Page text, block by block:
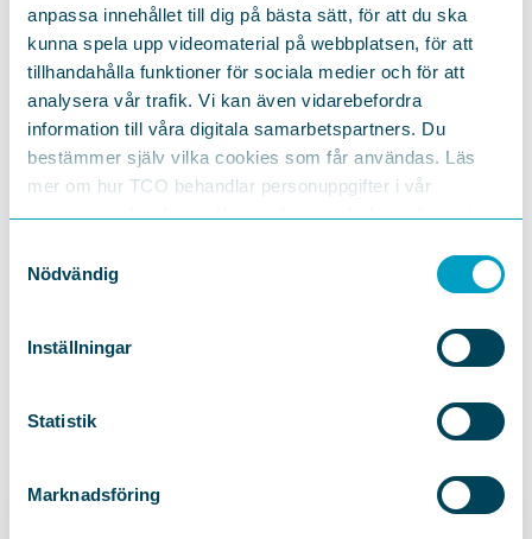
anpassa innehållet till dig på bästa sätt, för att du ska
kunna spela upp videomaterial på webbplatsen, för att
tillhandahålla funktioner för sociala medier och för att
analysera vår trafik. Vi kan även vidarebefordra
information till våra digitala samarbetspartners. Du
bestämmer själv vilka cookies som får användas. Läs
mer om hur TCO behandlar personuppgifter i vår
integritetspolicyhttps://tco.se/om-tco/gdpr-information
Nödvändig
Inställningar
Statistik
Marknadsföring
Sofia Hylander, moderator samt utredare utbildning
och omställning, TCO